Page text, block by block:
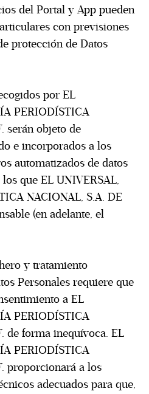
del Portal y App pueden
con previsiones
protección de Datos
por EL
PERIODÍSTICA
serán objeto de
e incorporados a los
automatizados de datos
que EL UNIVERSAL,
NACIONAL, S.A. DE
(en adelante, el
y tratamiento
Personales requiere que
a EL
PERIODÍSTICA
de forma inequívoca. EL
PERIODÍSTICA
proporcionará a los
adecuados para que,